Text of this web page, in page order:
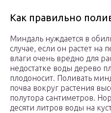
Как правильно
Миндаль нуждается в
случае, если он растет на
влаги очень вредно для
недостатке воды дерево
плодоносит. Поливать
почва вокруг растения
полутора сантиметров.
десяти литров воды на